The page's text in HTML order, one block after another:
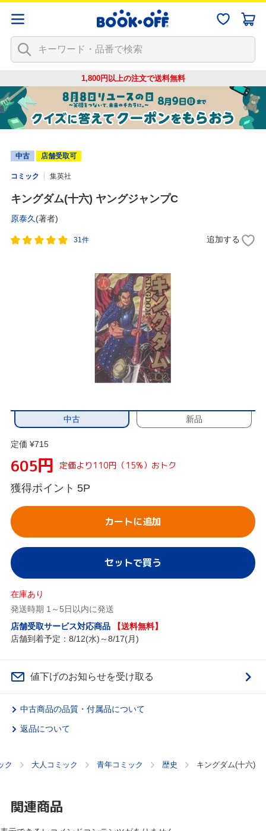
1,800円以上の注文で送料無料
中古 店舗受取可
コミック 集英社
キングダム(十六) ヤングジャンプC
原泰久 (著者)
31件 追加する
中古 新品
定価 ¥715
605円 定価より110円（15%）おトク
獲得ポイント 5P
カートに追加
セットで買う
在庫あり
発送時期 1～5日以内に発送
店舗受取サービス対応商品
【送料無料】
店舗到着予定：8/12(水)～8/17(月)
値下げのお知らせを受け取る
中古商品の品質・付属品について
返品について
ク 大人コミック 青年コミック 歴史 キングダム(十六)
関連商品